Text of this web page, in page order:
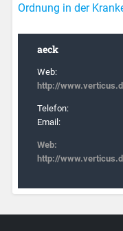
Ordnung in der
aeck
Web:
http://
Telefon:
Email:
Web:
http://